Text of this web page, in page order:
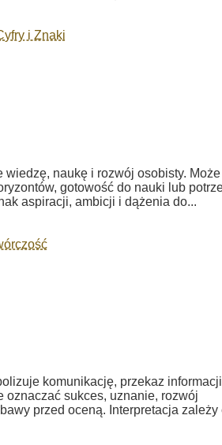
i Znaki
wiedzę, naukę i rozwój osobisty. Może
gotowość do nauki lub
aspiracji, ambicji i dążenia do...
komunikację, przekaz
oznaczać sukces, uznanie, rozwój
przed oceną. Interpretacja zależy